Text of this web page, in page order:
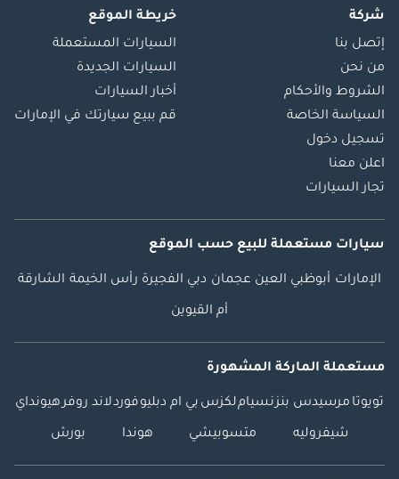
شركة
إتصل بنا
من نحن
الشروط والأحكام
السياسة الخاصة
تسجيل دخول
اعلن معنا
تجار السيارات
خريطة الموقع
السيارات المستعملة
السيارات الجديدة
أخبار السيارات
قم ببيع سيارتك في الإمارات
سيارات مستعملة للبيع حسب الموقع
الإمارات أبوظبي العين عجمان دبي الفجيرة رأس الخيمة الشارقة
أم القيوين
مستعملة الماركة المشهورة
تويوتا مرسيدس بنزنسياملكزس بي ام دبليوفوردلاند روفرهيونداي
شيفروليه متسوبيشي هوندا بورش